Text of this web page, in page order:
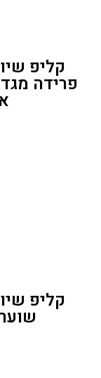
קליפ
פרידה
קליפ
שוערי